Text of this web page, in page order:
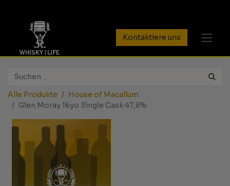
Kontaktiere uns
Alle Produkte
House of Macallum
Glen Moray 16yo Single Cask 47,8%